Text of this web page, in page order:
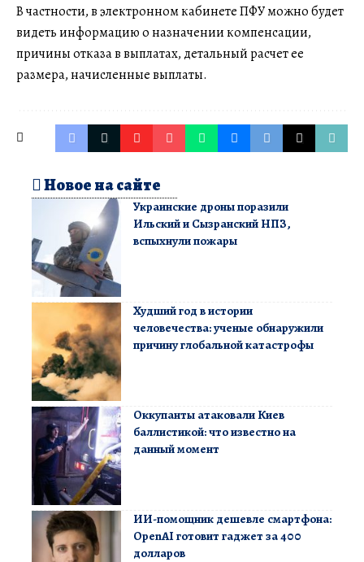
В частности, в электронном кабинете ПФУ можно будет
видеть информацию о назначении компенсации,
причины отказа в выплатах, детальный расчет ее
размера, начисленные выплаты.
Новое на сайте
Украинские дроны поразили
Ильский и Сызранский НПЗ,
вспыхнули пожары
Худший год в истории
человечества: ученые обнаружили
причину глобальной катастрофы
Оккупанты атаковали Киев
баллистикой: что известно на
данный момент
ИИ-помощник дешевле смартфона:
OpenAI готовит гаджет за 400
долларов